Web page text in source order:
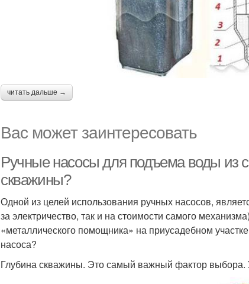
читать дальше →
Вас может заинтересовать
Ручные насосы для подъема воды из
скважины?
Одной из целей использования ручных насосов,
за электричество, так и на стоимости самого
«металлического помощника» на приусадебном
насоса?
Глубина скважины. Это самый важный фактор выбора.